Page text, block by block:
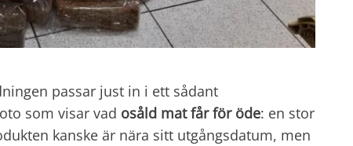
passar just in i ett sådant
som visar vad osåld mat får för öde: en stor
kanske är nära sitt utgångsdatum, men